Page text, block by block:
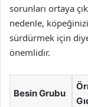
sorunları ortaya
nedenle,
sürdürmek için
önemlidir.
Besin Grubu